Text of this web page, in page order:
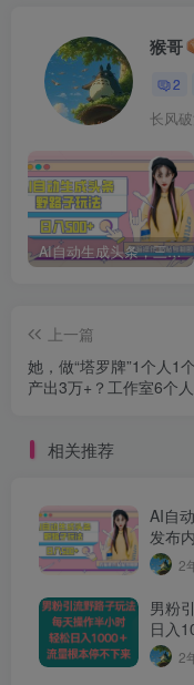
猴哥
2
长风
AI自动生成头条，三天必起号，三分钟轻松发布内容，复制粘贴，保姆级教…
上一篇
她，做“塔罗牌”1个人1
产出3万+？工作室6个
相关推荐
AI自
发布
2
男粉
日入
2